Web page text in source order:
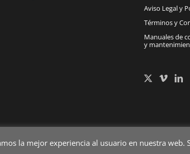
Aviso Legal y
Términos y
Manuales de
y
la mejor experiencia al usuario en nuestra